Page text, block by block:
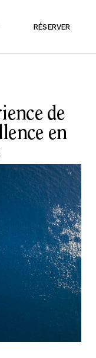
RÉSERVER
de
en